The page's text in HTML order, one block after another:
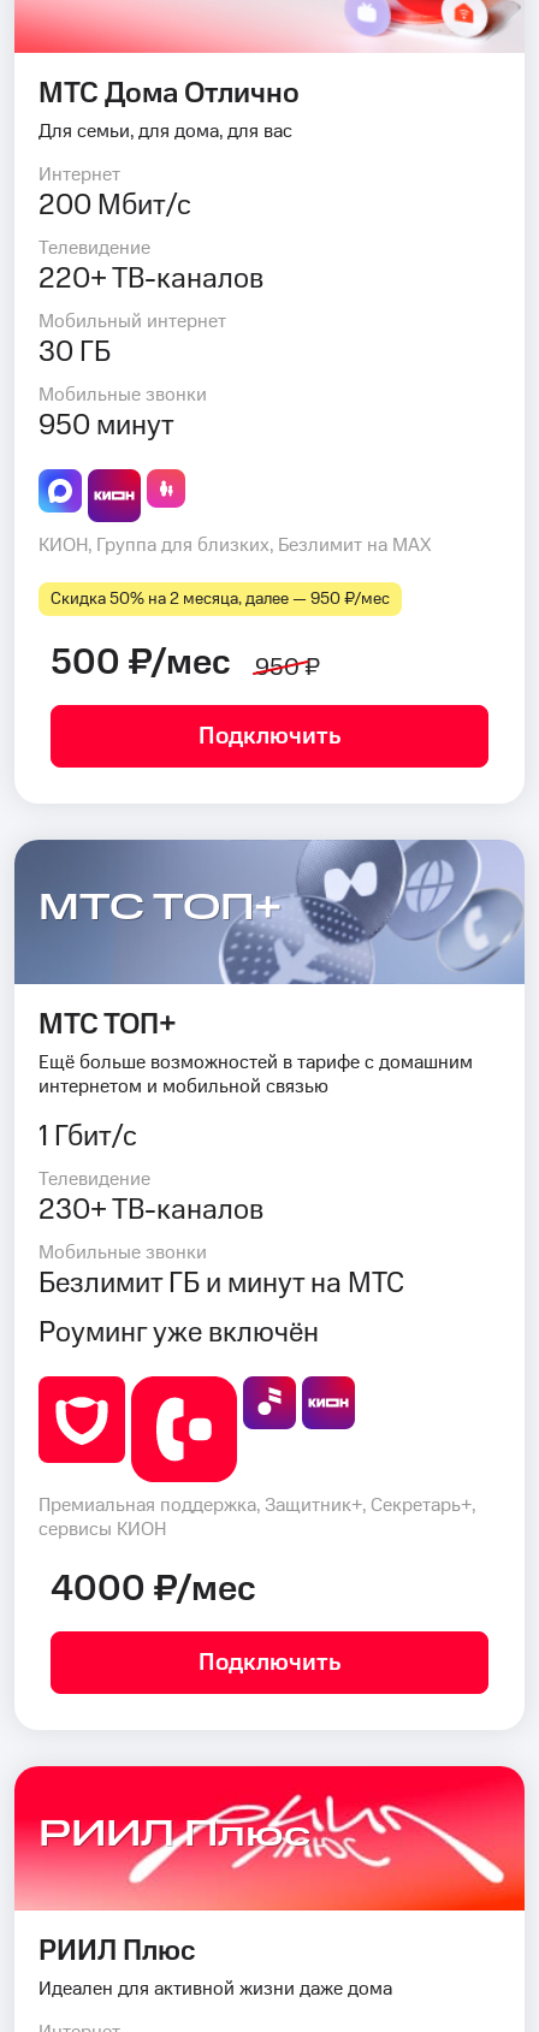
МТС Дома Отлично
Для семьи, для дома, для вас
Интернет
200 Мбит/с
Телевидение
220+ ТВ-каналов
Мобильный интернет
30 ГБ
Мобильные звонки
950 минут
КИОН, Группа для близких, Безлимит на MAX
Скидка 50% на 2 месяца, далее — 950 ₽⁠/⁠мес
500 ₽/мес 950 ₽
Подключить
МТС ТОП+
МТС ТОП+
Ещё больше возможностей в тарифе с домашним
интернетом и мобильной связью
1 Гбит/с
Телевидение
230+ ТВ-каналов
Мобильные звонки
Безлимит ГБ и минут на МТС
Роуминг уже включён
Премиальная поддержка, Защитник+, Секретарь+,
сервисы КИОН
4000 ₽/мес
Подключить
РИИЛ Плюс
РИИЛ Плюс
Идеален для активной жизни даже дома